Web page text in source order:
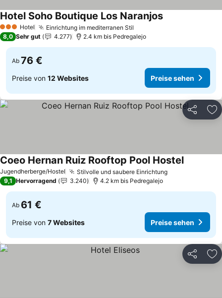
3 SterneHotel Einrichtung im mediterranen Stil
Hotel Soho Boutique Los NaranjosPreise sehen
8,0 Sehr gut 4.277 2.4 km bis Pedregalejo
Ab 76 €
Preise von 12 Websites Preise sehen
Teilen
Jugendherberge/Hostel Stilvolle und saubere EinrichtungPreise sehen
Coeo Hernan Ruiz Rooftop Pool HostelPreise
9,1 Hervorragend 3.240 4.2 km bis Pedregalejo
Ab 61 €
Preise von 7 Websites Preise sehen
Teilen